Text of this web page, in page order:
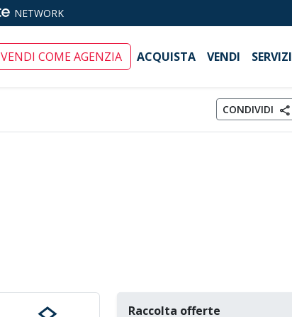
NETWORK
VENDI COME AGENZIA ACQUISTA VENDI SERVIZI
CONDIVIDI share
Raccolta offerte